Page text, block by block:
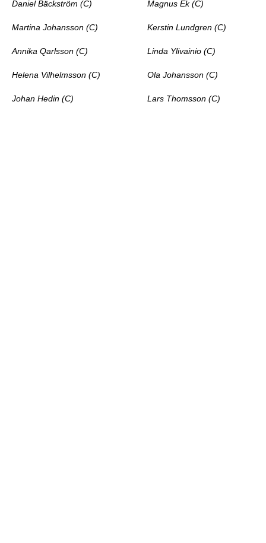
Daniel Bäckström (C) Magnus Ek (C)
Martina Johansson (C) Kerstin Lundgren (C)
Annika Qarlsson (C) Linda Ylivainio (C)
Helena Vilhelmsson (C) Ola Johansson (C)
Johan Hedin (C) Lars Thomsson (C)